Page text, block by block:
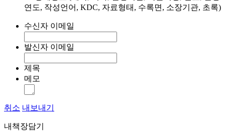
연도, 작성언어, KDC, 자료형태, 수록면, 소장기관, 초록)
수신자 이메일
발신자 이메일
제목
메모
취소 내보내기
내책장담기